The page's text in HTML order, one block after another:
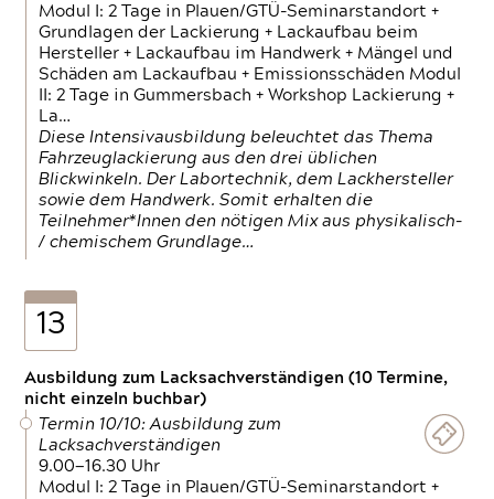
Modul I: 2 Tage in Plauen/GTÜ-Seminarstandort +
Grundlagen der Lackierung + Lackaufbau beim
Hersteller + Lackaufbau im Handwerk + Mängel und
Schäden am Lackaufbau + Emissionsschäden Modul
II: 2 Tage in Gummersbach + Workshop Lackierung +
La…
Diese Intensivausbildung beleuchtet das Thema
Fahrzeuglackierung aus den drei üblichen
Blickwinkeln. Der Labortechnik, dem Lackhersteller
sowie dem Handwerk. Somit erhalten die
Teilnehmer*Innen den nötigen Mix aus physikalisch-
/ chemischem Grundlage…
13
Ausbildung zum Lacksachverständigen (10 Termine,
nicht einzeln buchbar)
Termin 10/10: Ausbildung zum
Lacksachverständigen
9.00—16.30 Uhr
Modul I: 2 Tage in Plauen/GTÜ-Seminarstandort +